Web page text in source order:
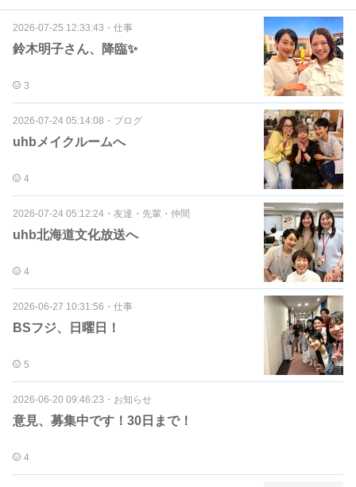
2026-07-25 12:33:43 ・ 仕事
鈴木明子さん、降臨✨
3
2026-07-24 05:14:08 ・ ブログ
uhbメイクルームへ
4
2026-07-24 05:12:24 ・ 友達・先輩・仲間
uhb北海道文化放送へ
4
2026-06-27 10:31:56 ・ 仕事
BSフジ、日曜日！
5
2026-06-20 09:46:23 ・ お知らせ
意見、募集中です！30日まで！
4